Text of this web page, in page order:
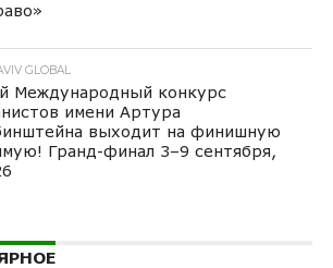
GLOBAL
Международный конкурс
имени Артура
выходит на финишную
Гранд-финал 3–9 сентября,